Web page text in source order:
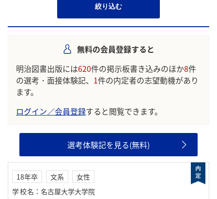
絞り込む
無料の会員登録すると
明治図書出版には620件の掲示板書き込みのほか8件
の選考・面接体験記、 1件の内定者の志望動機があり
ます。
ログイン／会員登録すると閲覧できます。
選考体験記を見る(無料)
18年卒 文系
女性
学校名 ： 名古屋大学大学院